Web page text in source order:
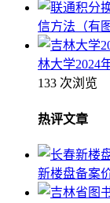
信方法（有图
林大学2024
133 次浏览
热评文章
新楼盘备案